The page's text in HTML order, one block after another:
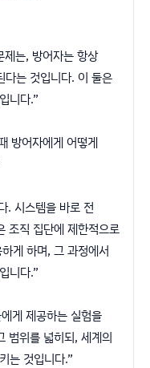
제는, 방어자는 항상
다는 것입니다. 이 둘은
니다.”
방어자에게 어떻게
. 시스템을 바로 전
조직 집단에 제한적으로
게 하며, 그 과정에서
니다.”
게 제공하는 실험을
범위를 넓히되, 세계의
는 것입니다.”